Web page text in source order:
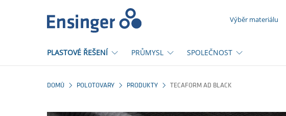
Výběr materiálu
PLASTOVÉ ŘEŠENÍ PRŮMYSL SPOLEČNOST
DOMŮ POLOTOVARY PRODUKTY TECAFORM AD BLACK